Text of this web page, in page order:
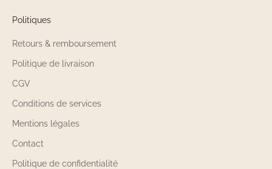
Politiques
Retours & remboursement
Politique de livraison
CGV
Conditions de services
Mentions légales
Contact
Politique de confidentialité